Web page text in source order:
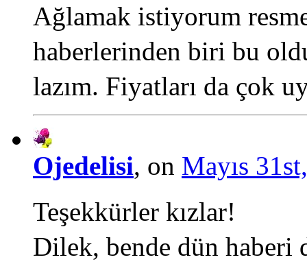
Ağlamak istiyorum
haberlerinden biri bu
lazım. Fiyatları da çok
Ojedelisi, on Mayıs
Teşekkürler kızlar!
Dilek, bende dün haberi